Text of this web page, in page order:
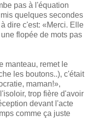
pas à l'équation
quelques secondes
dire c'est: «Merci. Elle
flopée de mots pas
manteau, remet le
les boutons..), c'était
maman!»,
trop fière d'avoir
devant l'acte
comme ça juste